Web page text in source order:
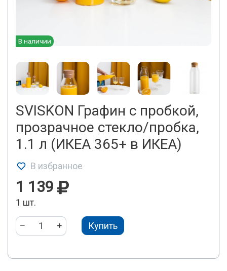
В наличии
SVISKON Графин с пробкой,
прозрачное стекло/пробка,
1.1 л (ИКЕА 365+ в ИКЕА)
В избранное
1 139
1 шт.
Купить